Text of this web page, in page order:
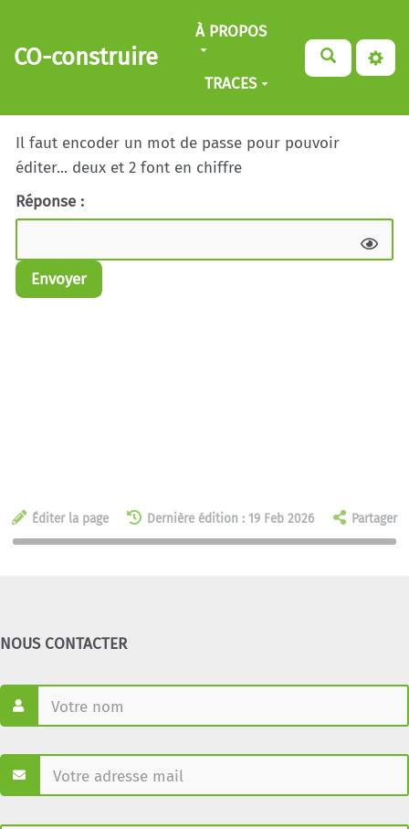
Aller au contenu principal
CO-construire
À PROPOS
TRACES
Il faut encoder un mot de passe pour pouvoir
éditer... deux et 2 font en chiffre
Réponse :
Envoyer
Éditer la page Dernière édition : 19 Feb 2026 Partager
NOUS CONTACTER